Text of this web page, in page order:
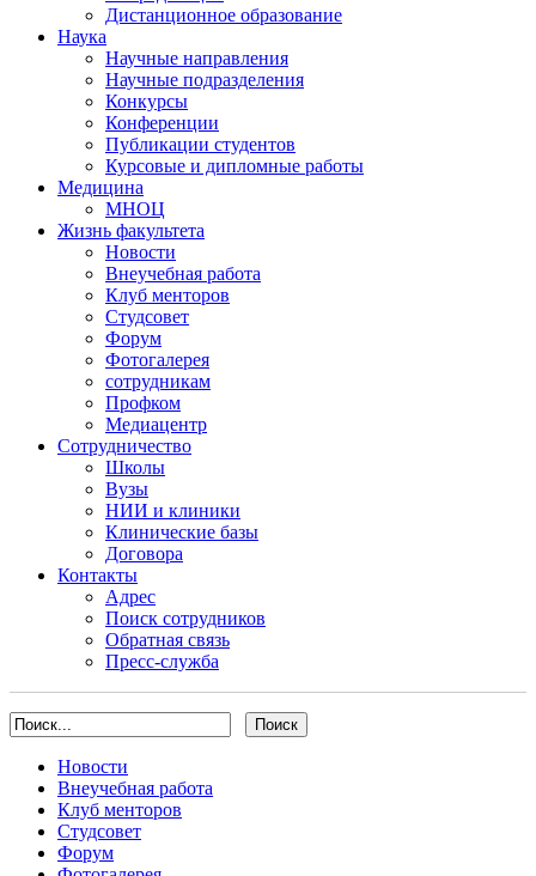
Дистанционное образование
Наука
Научные направления
Научные подразделения
Конкурсы
Конференции
Публикации студентов
Курсовые и дипломные работы
Медицина
МНОЦ
Жизнь факультета
Новости
Внеучебная работа
Клуб менторов
Студсовет
Форум
Фотогалерея
сотрудникам
Профком
Медиацентр
Сотрудничество
Школы
Вузы
НИИ и клиники
Клинические базы
Договора
Контакты
Адрес
Поиск сотрудников
Обратная связь
Пресс-служба
Новости
Внеучебная работа
Клуб менторов
Студсовет
Форум